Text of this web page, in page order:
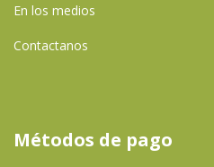
En los medios
Contactanos
Métodos de pago